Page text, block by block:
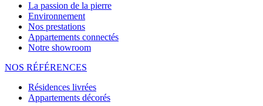
La passion de la pierre
Environnement
Nos prestations
Appartements connectés
Notre showroom
NOS RÉFÉRENCES
Résidences livrées
Appartements décorés